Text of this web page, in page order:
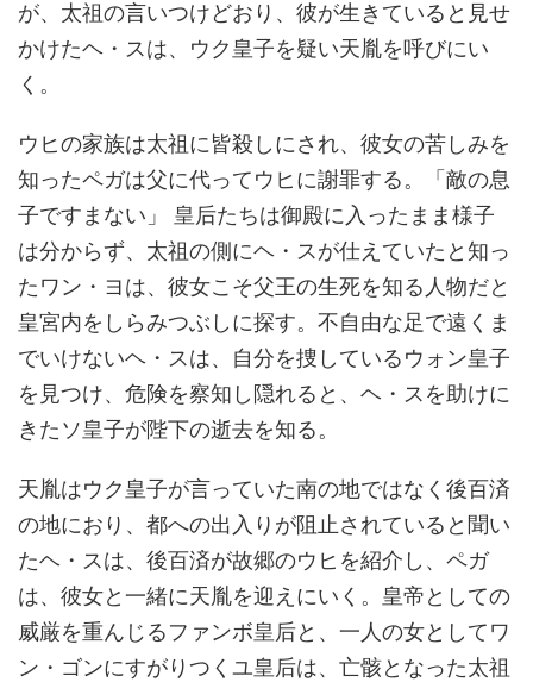
が、太祖の言いつけどおり、彼が生きていると見せ
かけたヘ・スは、ウク皇子を疑い天胤を呼びにい
く。
ウヒの家族は太祖に皆殺しにされ、彼女の苦しみを
知ったペガは父に代ってウヒに謝罪する。「敵の息
子ですまない」 皇后たちは御殿に入ったまま様子
は分からず、太祖の側にヘ・スが仕えていたと知っ
たワン・ヨは、彼女こそ父王の生死を知る人物だと
皇宮内をしらみつぶしに探す。不自由な足で遠くま
でいけないヘ・スは、自分を捜しているウォン皇子
を見つけ、危険を察知し隠れると、ヘ・スを助けに
きたソ皇子が陛下の逝去を知る。
天胤はウク皇子が言っていた南の地ではなく後百済
の地におり、都への出入りが阻止されていると聞い
たヘ・スは、後百済が故郷のウヒを紹介し、ペガ
は、彼女と一緒に天胤を迎えにいく。皇帝としての
威厳を重んじるファンボ皇后と、一人の女としてワ
ン・ゴンにすがりつくユ皇后は、亡骸となった太祖